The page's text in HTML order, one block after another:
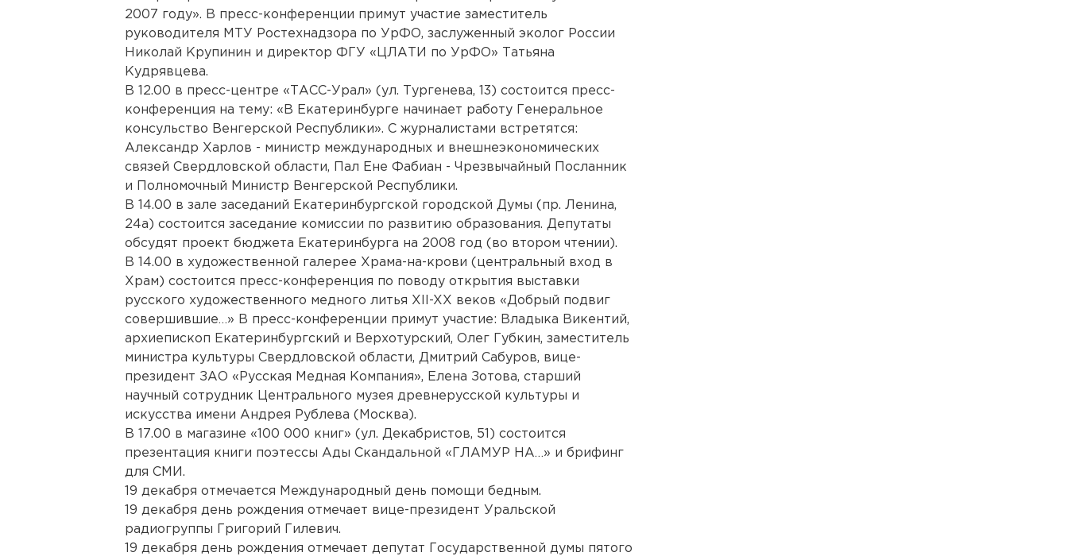
2007 году». В пресс-конференции примут участие заместитель
руководителя МТУ Ростехнадзора по УрФО, заслуженный эколог России
Николай Крупинин и директор ФГУ «ЦЛАТИ по УрФО» Татьяна
Кудрявцева.
В 12.00 в пресс-центре «ТАСС-Урал» (ул. Тургенева, 13) состоится пресс-
конференция на тему: «В Екатеринбурге начинает работу Генеральное
консульство Венгерской Республики». С журналистами встретятся:
Александр Харлов - министр международных и внешнеэкономических
связей Свердловской области, Пал Ене Фабиан - Чрезвычайный Посланник
и Полномочный Министр Венгерской Республики.
В 14.00 в зале заседаний Екатеринбургской городской Думы (пр. Ленина,
24а) состоится заседание комиссии по развитию образования. Депутаты
обсудят проект бюджета Екатеринбурга на 2008 год (во втором чтении).
В 14.00 в художественной галерее Храма-на-крови (центральный вход в
Храм) состоится пресс-конференция по поводу открытия выставки
русского художественного медного литья XII-XX веков «Добрый подвиг
совершившие…» В пресс-конференции примут участие: Владыка Викентий,
архиепископ Екатеринбургский и Верхотурский, Олег Губкин, заместитель
министра культуры Свердловской области, Дмитрий Сабуров, вице-
президент ЗАО «Русская Медная Компания», Елена Зотова, старший
научный сотрудник Центрального музея древнерусской культуры и
искусства имени Андрея Рублева (Москва).
В 17.00 в магазине «100 000 книг» (ул. Декабристов, 51) состоится
презентация книги поэтессы Ады Скандальной «ГЛАМУР НА…» и брифинг
для СМИ.
19 декабря отмечается Международный день помощи бедным.
19 декабря день рождения отмечает вице-президент Уральской
радиогруппы Григорий Гилевич.
19 декабря день рождения отмечает депутат Государственной думы пятого